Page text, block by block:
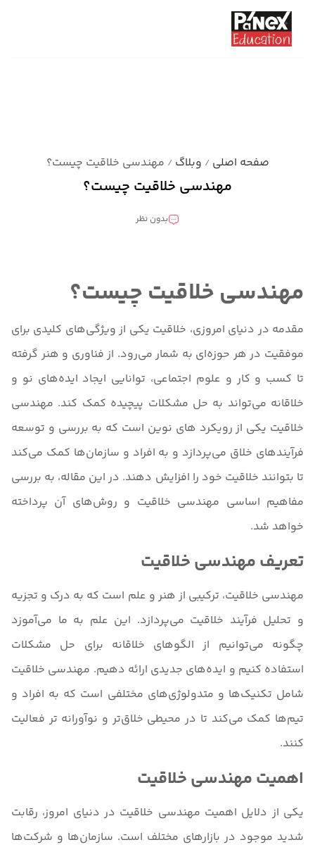
صفحه اصلی / وبلاگ / مهندسی خلاقیت چیست؟
مهندسی خلاقیت چیست؟
بدون نظر
مهندسی خلاقیت چیست؟
مقدمه در دنیای امروزی، خلاقیت یکی از ویژگی‌های کلیدی برای
موفقیت در هر حوزه‌ای به شمار می‌رود. از فناوری و هنر گرفته
تا کسب و کار و علوم اجتماعی، توانایی ایجاد ایده‌های نو و
خلاقانه می‌تواند به حل مشکلات پیچیده کمک کند. مهندسی
خلاقیت یکی از رویکرد های نوین است که به بررسی و توسعه
فرآیندهای خلاق می‌پردازد و به افراد و سازمان‌ها کمک می‌کند
تا بتوانند خلاقیت خود را افزایش دهند. در این مقاله، به بررسی
مفاهیم اساسی مهندسی خلاقیت و روش‌های آن پرداخته
خواهد شد.
تعریف مهندسی خلاقیت
مهندسی خلاقیت، ترکیبی از هنر و علم است که به درک و تجزیه
و تحلیل فرآیند خلاقیت می‌پردازد. این علم به ما می‌آموزد
چگونه می‌توانیم از الگوهای خلاقانه برای حل مشکلات
استفاده کنیم و ایده‌های جدیدی ارائه دهیم. مهندسی خلاقیت
شامل تکنیک‌ها و متدولوژی‌های مختلفی است که به افراد و
تیم‌ها کمک می‌کند تا در محیطی خلاق‌تر و نوآورانه ‌تر فعالیت
کنند.
اهمیت مهندسی خلاقیت
یکی از دلایل اهمیت مهندسی خلاقیت در دنیای امروز، رقابت
شدید موجود در بازارهای مختلف است. سازمان‌ها و شرکت‌ها